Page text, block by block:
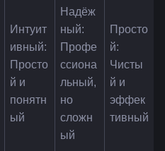
Интуит
ивный:
Просто
й и
понятн
ый
Надёж
ный:
Профе
ссиона
льный,
но
сложн
ый
Просто
й:
Чисты
й и
эффек
тивный